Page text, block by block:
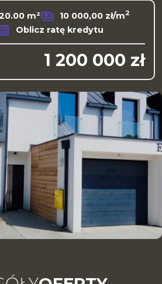
m² 10 000,00 zł/m2
Oblicz ratę kredytu
1 200 000 zł